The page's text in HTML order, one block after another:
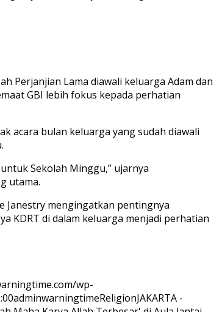
Perjanjian Lama diawali keluarga Adam dan
GBI lebih fokus kepada perhatian
acara bulan keluarga yang sudah diawali
Sekolah Minggu,” ujarnya
utama.
Janestry mengingatkan pentingnya
KDRT di dalam keluarga menjadi perhatian
wp-
adminwarningtimeReligionJAKARTA -